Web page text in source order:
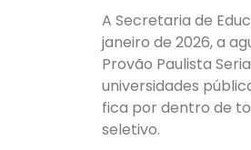
A Secretaria de
janeiro de 2026, a
Provão Paulista
universidades
fica por dentro de
seletivo.